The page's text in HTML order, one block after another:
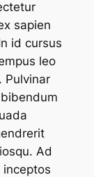
sapien
id cursus
leo
Pulvinar
Ad